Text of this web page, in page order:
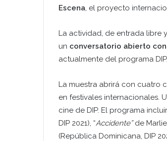
Escena, el proyecto
La actividad, de entrada libre
un conversatorio abierto
actualmente del programa
La muestra abrirá con cuatro
en festivales internacionales.
cine de DIP. El programa
DIP 2021), “Accidente”de
(República Dominicana, DIP